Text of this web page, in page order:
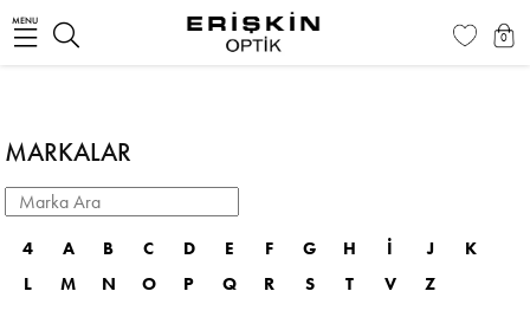
MENU
0
MARKALAR
4 A B C D E F G H İ J
K
L
M N O P Q R S T V Z